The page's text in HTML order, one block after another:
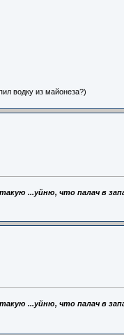
водку из майонеза?)
...уйню, что палач в
...уйню, что палач в